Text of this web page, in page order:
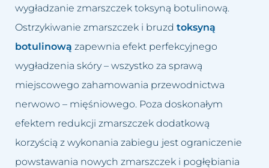
wygładzanie zmarszczek toksyną botulinową.
Ostrzykiwanie zmarszczek i bruzd toksyną
botulinową zapewnia efekt perfekcyjnego
wygładzenia skóry – wszystko za sprawą
miejscowego zahamowania przewodnictwa
nerwowo – mięśniowego. Poza doskonałym
efektem redukcji zmarszczek dodatkową
korzyścią z wykonania zabiegu jest ograniczenie
powstawania nowych zmarszczek i pogłębiania